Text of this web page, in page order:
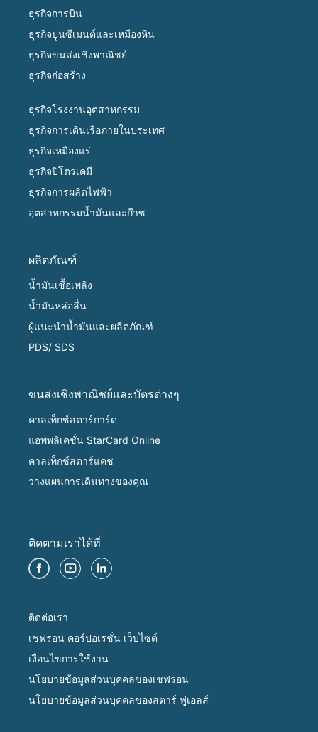
ธุรกิจการบิน
ธุรกิจปูนซีเมนต์และเหมืองหิน
ธุรกิจขนส่งเชิงพาณิชย์
ธุรกิจก่อสร้าง
ธุรกิจโรงงานอุตสาหกรรม
ธุรกิจการเดินเรือภายในประเทศ
ธุรกิจเหมืองแร่
ธุรกิจปิโตรเคมี
ธุรกิจการผลิตไฟฟ้า
อุตสาหกรรมน้ำมันและก๊าซ
ผลิตภัณฑ์
น้ำมันเชื้อเพลิง
น้ำมันหล่อลื่น
ผู้แนะนำน้ำมันและผลิตภัณฑ์
PDS/ SDS
ขนส่งเชิงพาณิชย์และบัตรต่างๆ
คาลเท็กซ์สตาร์การ์ด
แอพพลิเคชั่น StarCard Online
คาลเท็กซ์สตาร์แคช
วางแผนการเดินทางของคุณ
ติดตามเราได้ที่
ติดต่อเรา
เชฟรอน คอร์ปอเรชั่น เว็บไซต์
เงื่อนไขการใช้งาน
นโยบายข้อมูลส่วนบุคคลของเชฟรอน
นโยบายข้อมูลส่วนบุคคลของสตาร์ ฟูเอลส์